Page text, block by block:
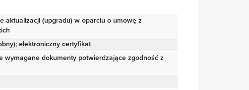
aktualizacji (upgradu) w oparciu o umowę z
elektroniczny certyfikat
wymagane dokumenty potwierdzające zgodność z